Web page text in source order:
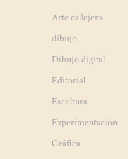
Arte callejero
dibujo
Dibujo digital
Editorial
Escultura
Experimentación
Gráfica